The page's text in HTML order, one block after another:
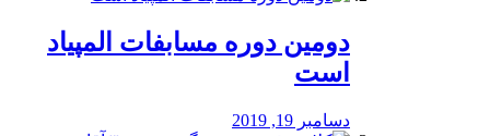
دومین دوره مسابفات المپیاد
است
دسامبر 19, 2019